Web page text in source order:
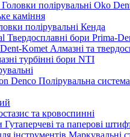
Головки полірувальні Oko
каміння
полірувальні Кенда
Твердосплавні бори Prima-
Алмазні та
турбінні бори NTI
Полірувальна
та кровоспинні
Гутаперчеві та паперові
Маркувальні